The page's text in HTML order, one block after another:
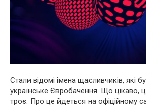
Стали відомі імена щасливчиків, які
українське Євробачення. Що цікаво,
троє. Про це йдеться на офіційному